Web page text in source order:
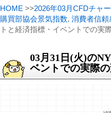
HOME >>2026年03月CFDチャ
購買部協会景気指数, 消費者信頼
トと経済指標・イベントでの実
03月31日(火)の
ベントでの実際